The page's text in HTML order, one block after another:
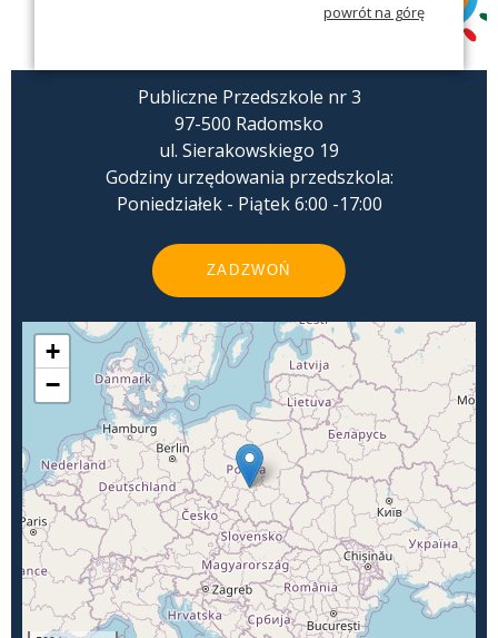
powrót na górę
Publiczne Przedszkole nr 3
97-500 Radomsko
ul. Sierakowskiego 19
Godziny urzędowania przedszkola:
Poniedziałek - Piątek 6:00 -17:00
ZADZWOŃ
+
−